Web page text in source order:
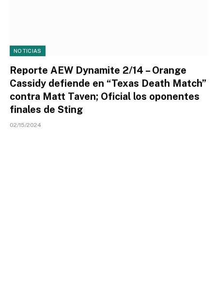
NOTICIAS
Reporte AEW Dynamite 2/14 – Orange
Cassidy defiende en “Texas Death Match”
contra Matt Taven; Oficial los oponentes
finales de Sting
02/15/2024